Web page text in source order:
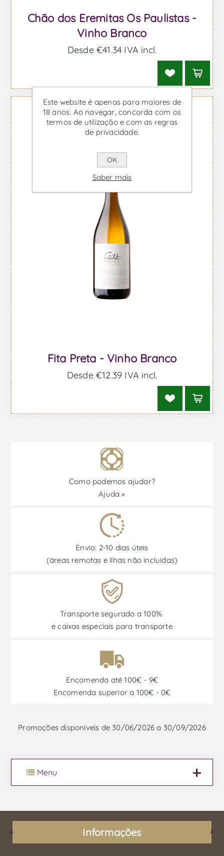
Chão dos Eremitas Os Paulistas -
Vinho Branco
Desde €41,34 IVA incl.
Fita Preta - Vinho Branco
Desde €12,39 IVA incl.
Como podemos ajudar?
Ajuda »
Envio: 2-10 dias úteis
(áreas remotas e ilhas não incluídas)
Transporte segurado a 100%
e caixas especiais para transporte
Encomenda até 100€ - 9€
Encomenda superior a 100€ - 0€
Promoções disponíveis de 30/06/2026 a 30/09/2026
Menu
Informações
Este website é apenas para maiores de
18 anos. Ao navegar, concorda com os
termos de utilização e com as regras
de privacidade.
OK
Saber mais